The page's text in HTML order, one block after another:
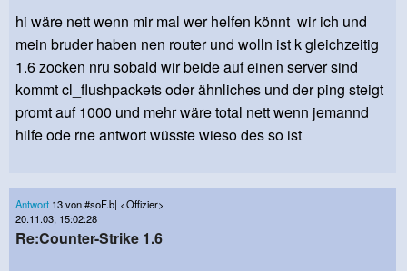
hi wäre nett wenn mir mal wer helfen könnt wir ich und
mein bruder haben nen router und wolln ist k gleichzeitig
1.6 zocken nru sobald wir beide auf einen server sind
kommt cl_flushpackets oder ähnliches und der ping steigt
promt auf 1000 und mehr wäre total nett wenn jemannd
hilfe ode rne antwort wüsste wieso des so ist
Antwort 13 von #soF.b| <Offizier>
20.11.03, 15:02:28
Re:Counter-Strike 1.6